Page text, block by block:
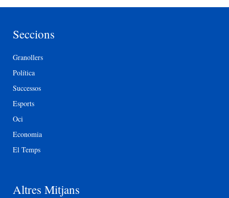
Seccions
Granollers
Política
Successos
Esports
Oci
Economia
El Temps
Altres Mitjans